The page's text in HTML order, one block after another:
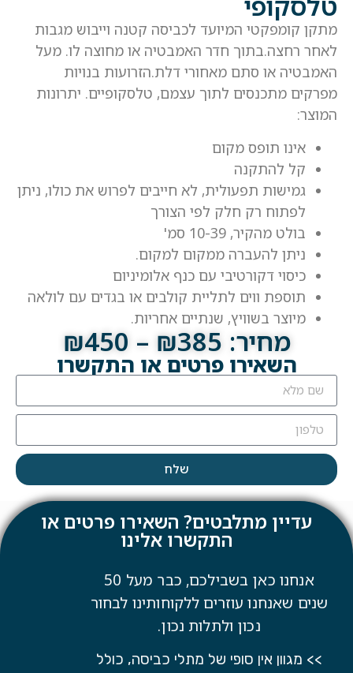
מתקן קומפקטי המיועד לכביסה קטנה וייבוש מגבות
לאחר רחצה.בתוך חדר האמבטיה או מחוצה לו. מעל
האמבטיה או סתם מאחורי דלת.הזרועות בנויות
מפרקים מתכנסים לתוך עצמם, טלסקופיים. יתרונות
המוצר:
אינו תופס מקום
קל להתקנה
גמישות תפעולית, לא חייבים לפרוש את כולו, ניתן
לפתוח רק חלק לפי הצורך
בולט מהקיר, 10-39 סמ'
ניתן להעברה ממקום למקום.
כיסוי דקורטיבי עם כנף אלומיניום
תוספת ווים לתליית קולבים או בגדים עם לולאה
מיוצר בשוויץ, שנתיים אחריות.
מחיר: ₪385 – ₪450
השאירו פרטים או התקשרו
שלח
עדיין מתלבטים? השאירו פרטים או
התקשרו אלינו
אנחנו כאן בשבילכם, כבר מעל 50
שנים שאנחנו עוזרים ללקוחותינו לבחור
נכון ולתלות נכון.
>> מגוון אין סופי של מתלי כביסה, כולל